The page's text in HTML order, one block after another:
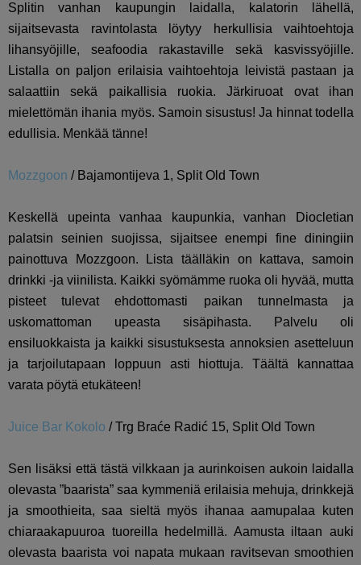
Splitin vanhan kaupungin laidalla, kalatorin lähellä,
sijaitsevasta ravintolasta löytyy herkullisia vaihtoehtoja
lihansyöjille, seafoodia rakastaville sekä kasvissyöjille.
Listalla on paljon erilaisia vaihtoehtoja leivistä pastaan ja
salaattiin sekä paikallisia ruokia. Järkiruoat ovat ihan
mielettömän ihania myös. Samoin sisustus! Ja hinnat todella
edullisia. Menkää tänne!
Mozzgoon / Bajamontijeva 1, Split Old Town
Keskellä upeinta vanhaa kaupunkia, vanhan
Diocletian
palatsin seinien suojissa, sijaitsee enempi fine diningiin
painottuva Mozzgoon. Lista täälläkin on kattava, samoin
drinkki -ja viinilista. Kaikki syömämme ruoka oli hyvää, mutta
pisteet tulevat ehdottomasti paikan tunnelmasta ja
uskomattoman upeasta sisäpihasta. Palvelu oli
ensiluokkaista ja kaikki sisustuksesta annoksien asetteluun
ja tarjoilutapaan loppuun asti hiottuja. Täältä kannattaa
varata pöytä etukäteen!
Juice Bar Kokolo /Trg Braće Radić 15, Split Old Town
Sen lisäksi että tästä vilkkaan ja aurinkoisen aukoin laidalla
olevasta ”baarista” saa kymmeniä erilaisia mehuja, drinkkejä
ja smoothieita, saa sieltä myös ihanaa aamupalaa kuten
chiaraakapuuroa tuoreilla hedelmillä. Aamusta iltaan auki
olevasta baarista voi napata mukaan ravitsevan smoothien